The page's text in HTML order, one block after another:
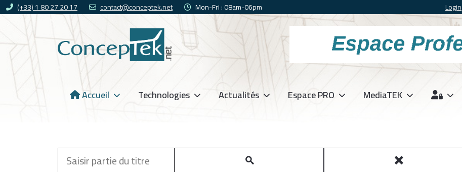
(+33) 1 80 27 20 17 contact@conceptek.net Mon-Fri : 08am-06pm Login
Accueil Technologies Actualités Espace PRO MediaTEK